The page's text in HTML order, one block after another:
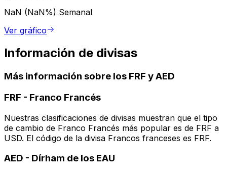
NaN (NaN%) Semanal
Ver gráfico
Información de divisas
Más información sobre los FRF y AED
FRF - Franco Francés
Nuestras clasificaciones de divisas muestran que el tipo
de cambio de Franco Francés más popular es de FRF a
USD. El código de la divisa Francos franceses es FRF.
AED - Dírham de los EAU